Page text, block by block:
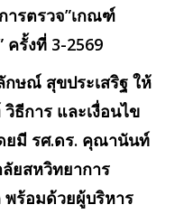
ารตรวจ”เกณฑ์
ครั้งที่ 3-2569
สุขประเสริฐ ให้
ธีการ และเงื่อนไข
มี รศ.ดร. คุณานันท์
ยสหวิทยาการ
ร้อมด้วยผู้บริหาร